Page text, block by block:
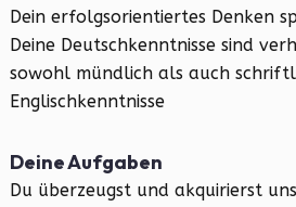
Dein erfolgsorientiertes Denken
Deine Deutschkenntnisse sind
sowohl mündlich als auch
Englischkenntnisse
Deine Aufgaben
Du überzeugst und akquirierst